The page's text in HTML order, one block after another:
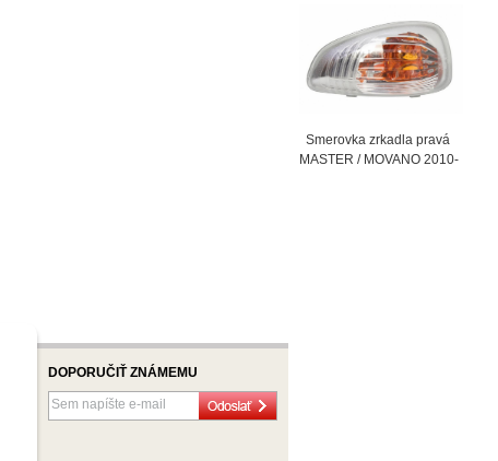
DOPORUČIŤ ZNÁMEMU
Smerovka zrkadla pravá
MASTER / MOVANO 2010-